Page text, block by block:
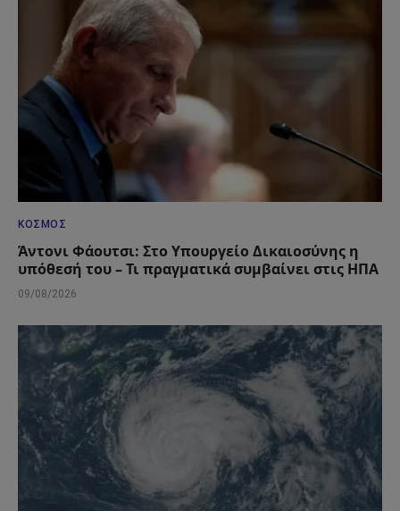
ΚΌΣΜΟΣ
Άντονι Φάουτσι: Στο Υπουργείο Δικαιοσύνης η
υπόθεσή του – Τι πραγματικά συμβαίνει στις ΗΠΑ
09/08/2026